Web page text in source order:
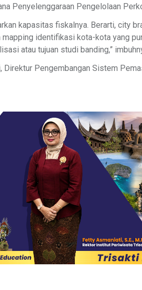
Penyelenggaraan Pengelolaan
kapasitas fiskalnya. Berarti, city
identifikasi kota-kota yang
atau tujuan studi banding,”
Pengembangan Sistem